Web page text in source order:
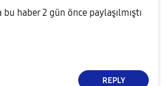
haber 2 gün önce paylaşılmıştı
REPLY